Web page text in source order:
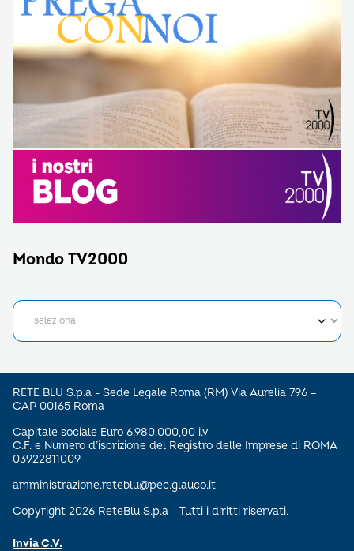
Mondo TV2000
RETE BLU S.p.a - Sede Legale Roma (RM) Via Aurelia 796 –
CAP 00165 Roma
Capitale sociale Euro 6.980.000,00 i.v
C.F. e Numero d’iscrizione del Registro delle Imprese di ROMA
03922811009
amministrazione.reteblu@pec.glauco.it
Copyright 2026 ReteBlu S.p.a - Tutti i diritti riservati.
Invia C.V.